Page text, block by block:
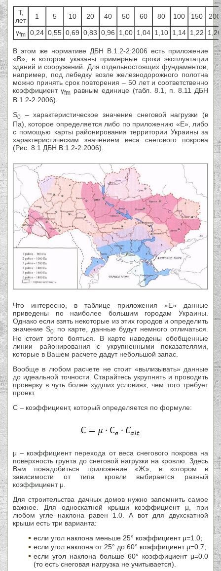
Т,
лет
1 5 10 20 40 50 60 80 100 150
200
γfm 0,24 0,55 0,69 0,83 0,96 1,00 1,04 1,10 1,14 1,22 1,26
В этом же нормативе ДБН В.1.2-2:2006 есть приложение
«В», в котором указаны примерные сроки эксплуатации
зданий и сооружений. Для отдельностоящих фундаментов,
например, под лебедку возле железнодорожного полотна
можно принять срок повторения – 50 лет и соответственно
коэффициент γfm равным единице (табл. 8.1, п. 8.11 ДБН
В.1.2-2:2006).
S0 –характеристическое значение снеговой нагрузки (в
Па), которое определяется либо по приложению «Е», либо
с помощью карты районирования территории Украины за
характеристическим значением веса снегового покрова
(Рис. 8.1 ДБН В.1.2-2:2006).
Что интересно, в таблице приложения «Е» данные
приведены по наиболее большим городам Украины.
Однако если взять некоторые из этих городов и определить
значение S0
по карте, данные будут немного отличаться.
Не стоит этого бояться. В карте наведены обобщенные
линии районирования с укрупненными показателями,
которые в Вашем расчете дадут небольшой запас.
Вообще в любом расчете не стоит «вылизывать» данные
до идеальной точности. Старайтесь укрупнять и проводить
проверку в чуть более худших условиях, чем того требует
проект.
С – коэффициент, который определяется по формуле:
μ – коэффициент перехода от веса снегового покрова на
поверхность грунта до снеговой нагрузки на кровлю. Здесь
Вам понадобиться приложение «Ж», в котором в
зависимости от типа кровли выбирается разный
коэффициент μ.
Для строительства дачных домов нужно запомнить самое
важное. Для односкатной крыши коэффициент μ, при
любом угле наклона равен 1.0. А вот для двухскатной
крыши есть три варианта:
если угол наклона меньше 25° коэффициент μ=1.0;
если угол наклона от 25° до 60° коэффициент μ=0.7;
если угол наклона больше 60° коэффициент μ=0.0
(то есть снеговая нагрузка не учитывается).